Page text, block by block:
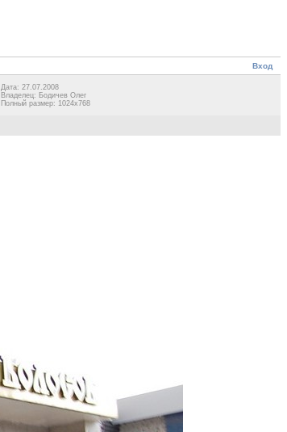
Вход
Дата: 27.07.2008
Владелец: Бодичев Олег
Полный размер: 1024x768